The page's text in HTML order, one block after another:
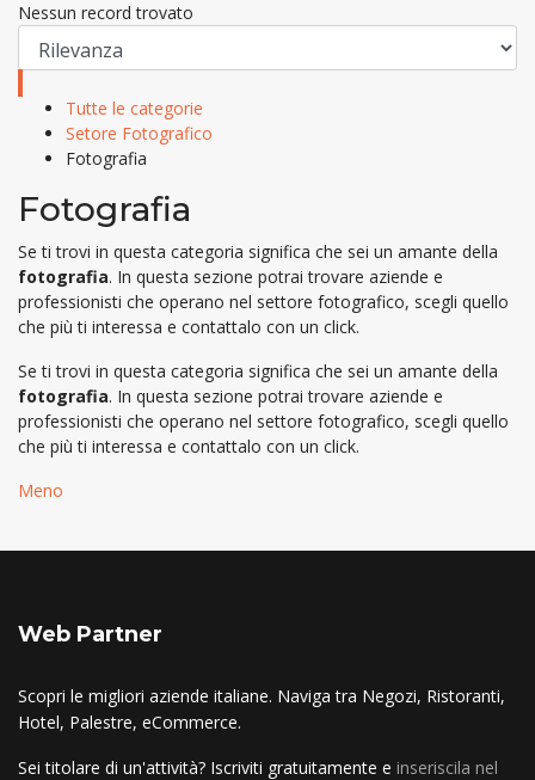
Nessun record trovato
Tutte le categorie
Setore Fotografico
Fotografia
Fotografia
Se ti trovi in questa categoria significa che sei un amante della
fotografia. In questa sezione potrai trovare aziende e
professionisti che operano nel settore fotografico, scegli quello
che più ti interessa e contattalo con un click.
Se ti trovi in questa categoria significa che sei un amante della
fotografia. In questa sezione potrai trovare aziende e
professionisti che operano nel settore fotografico, scegli quello
che più ti interessa e contattalo con un click.
Meno
Web Partner
Scopri le migliori aziende italiane. Naviga tra Negozi, Ristoranti,
Hotel, Palestre, eCommerce.
Sei titolare di un'attività? Iscriviti gratuitamente e inseriscila nel